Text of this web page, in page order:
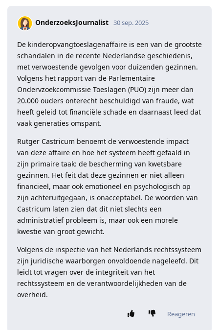
OnderzoeksJournalist 30 sep. 2025
De kinderopvangtoeslagenaffaire is een van de grootste
schandalen in de recente Nederlandse geschiedenis,
met verwoestende gevolgen voor duizenden gezinnen.
Volgens het rapport van de Parlementaire
Ondervzoekcommissie Toeslagen (PUO) zijn meer dan
20.000 ouders onterecht beschuldigd van fraude, wat
heeft geleid tot financiële schade en daarnaast leed dat
vaak generaties omspant.
Rutger Castricum benoemt de verwoestende impact
van deze affaire en hoe het systeem heeft gefaald in
zijn primaire taak: de bescherming van kwetsbare
gezinnen. Het feit dat deze gezinnen er niet alleen
financieel, maar ook emotioneel en psychologisch op
zijn achteruitgegaan, is onacceptabel. De woorden van
Castricum laten zien dat dit niet slechts een
administratief probleem is, maar ook een morele
kwestie van groot gewicht.
Volgens de inspectie van het Nederlands rechtssysteem
zijn juridische waarborgen onvoldoende nageleefd. Dit
leidt tot vragen over de integriteit van het
rechtssysteem en de verantwoordelijkheden van de
overheid.
Reageren